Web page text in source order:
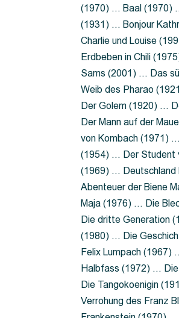
(1970) … Baal (1970)
(1931) … Bonjour
Charlie und Louise
Erdbeben in Chili
Sams (2001) … Das
Weib des Pharao
Der Golem (1920) …
Der Mann auf der
von Kombach (1971)
(1954) … Der Student
(1969) … Deutschland
Abenteuer der Biene
Maja (1976) … Die
Die dritte Generation
(1980) … Die
Felix Lumpach
Halbfass (1972) …
Die Tangokoenigin
Verrohung des Franz